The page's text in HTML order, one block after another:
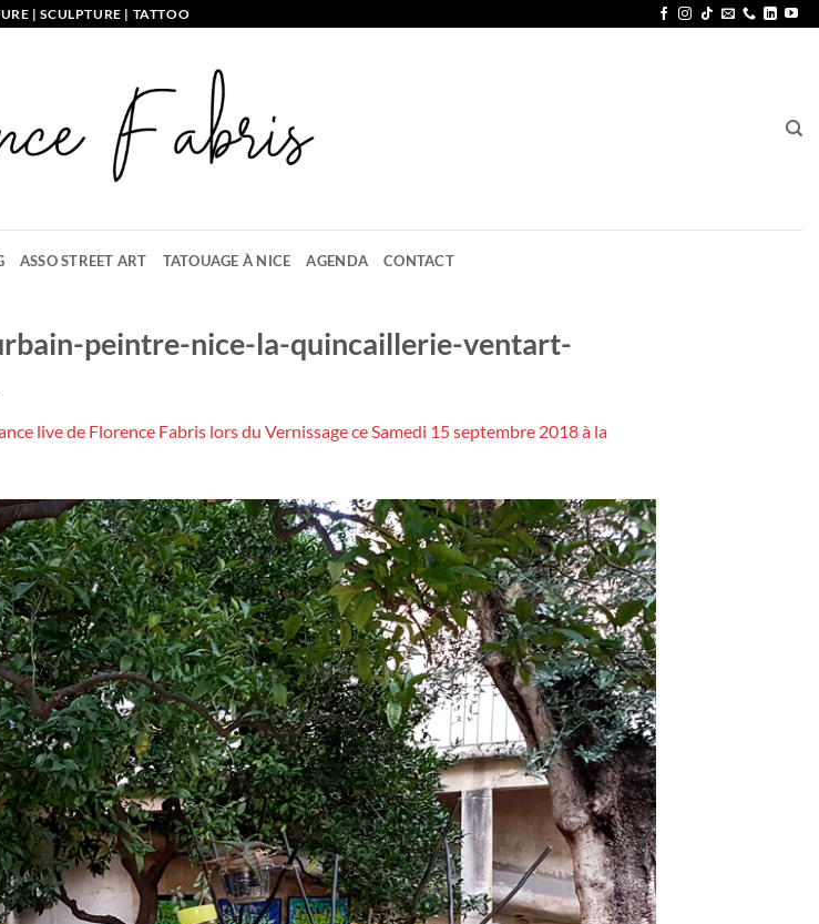
| SCULPTURE | TATTOO
ASSO STREET ART TATOUAGE À NICE AGENDA CONTACT
peintre-nice-la-quincaillerie-ventart-
live de Florence Fabris lors du Vernissage ce Samedi 15 septembre 2018 à la